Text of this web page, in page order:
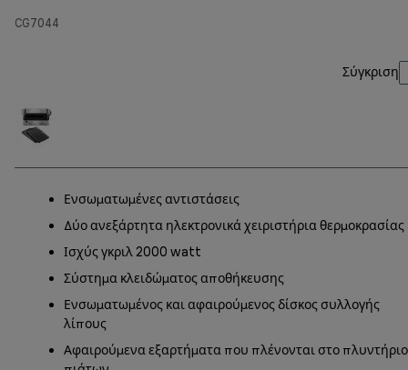
CG7044
Σύγκριση
Ενσωματωμένες αντιστάσεις
Δύο ανεξάρτητα ηλεκτρονικά χειριστήρια θερμοκρασίας
Ισχύς γκριλ 2000 watt
Σύστημα κλειδώματος αποθήκευσης
Ενσωματωμένος και αφαιρούμενος δίσκος συλλογής
λίπους
Αφαιρούμενα εξαρτήματα που πλένονται στο πλυντήριο